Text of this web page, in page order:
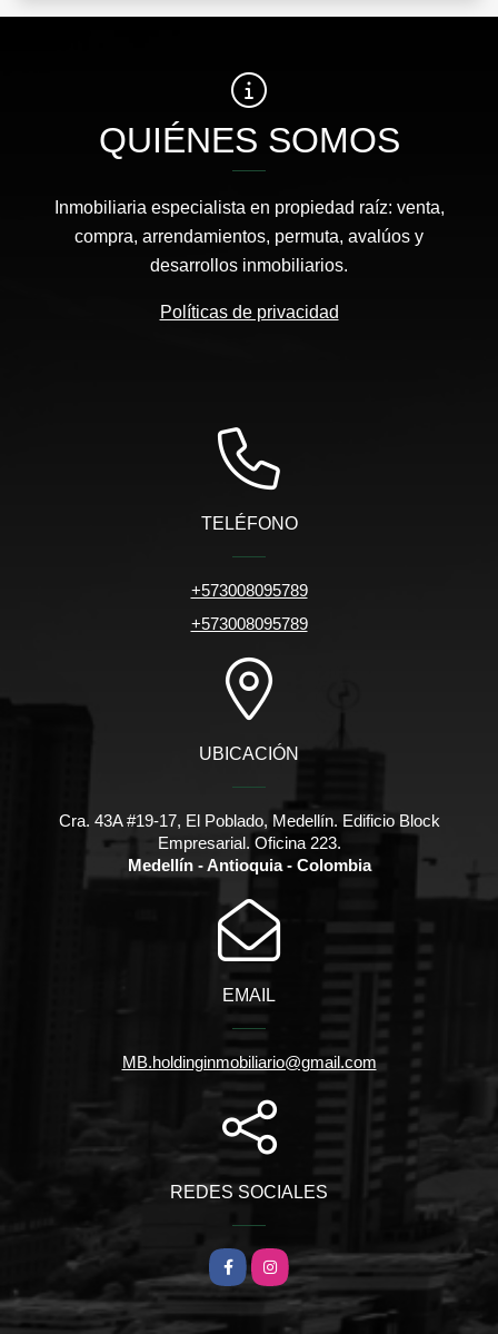
QUIÉNES SOMOS
Inmobiliaria especialista en propiedad raíz: venta,
compra, arrendamientos, permuta, avalúos y
desarrollos inmobiliarios.
Políticas de privacidad
TELÉFONO
+573008095789
+573008095789
UBICACIÓN
Cra. 43A #19-17, El Poblado, Medellín. Edificio Block
Empresarial. Oficina 223.
Medellín - Antioquia - Colombia
EMAIL
MB.holdinginmobiliario@gmail.com
REDES SOCIALES
FacebookInstagram